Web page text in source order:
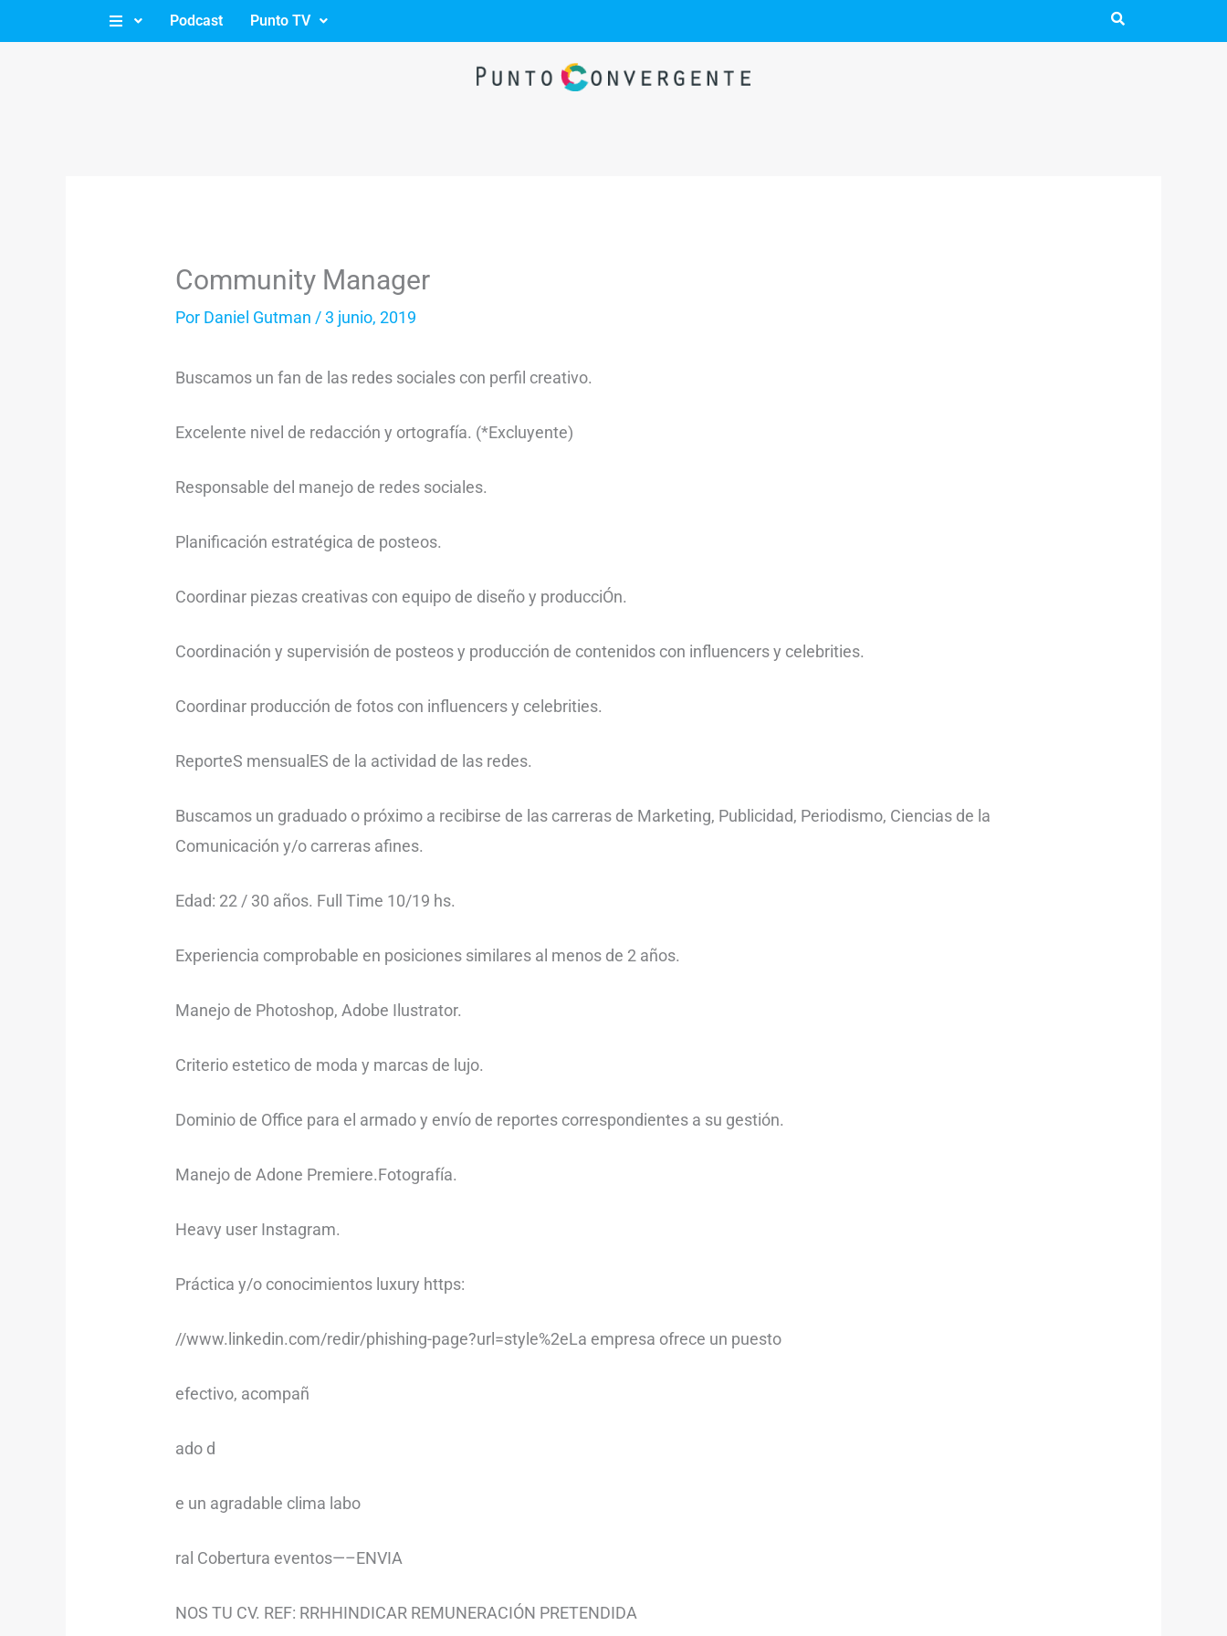
al
Podcast Punto TV
Community Manager
Por Daniel Gutman /3 junio, 2019
Buscamos un fan de las redes sociales con perfil creativo.
Excelente nivel de redacción y ortografía. (*Excluyente)
Responsable del manejo de redes sociales.
Planificación estratégica de posteos.
Coordinar piezas creativas con equipo de diseño y producciÓn.
Coordinación y supervisión de posteos y producción de contenidos con influencers y celebrities.
Coordinar producción de fotos con influencers y celebrities.
ReporteS mensualES de la actividad de las redes.
Buscamos un graduado o próximo a recibirse de las carreras de Marketing, Publicidad, Periodismo, Ciencias de la
Comunicación y/o carreras afines.
Edad: 22 / 30 años. Full Time 10/19 hs.
Experiencia comprobable en posiciones similares al menos de 2 años.
Manejo de Photoshop, Adobe Ilustrator.
Criterio estetico de moda y marcas de lujo.
Dominio de Office para el armado y envío de reportes correspondientes a su gestión.
Manejo de Adone Premiere.Fotografía.
Heavy user Instagram.
Práctica y/o conocimientos luxury https:
//www.linkedin.com/redir/phishing-page?url=style%2eLa empresa ofrece un puesto
efectivo, acompañ
ado d
e un agradable clima labo
ral Cobertura eventos—–ENVIA
NOS TU CV. REF: RRHHINDICAR REMUNERACIÓN PRETENDIDA